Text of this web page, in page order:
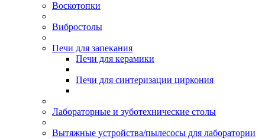
Воскотопки
Вибростолы
Печи для запекания
Печи для керамики
Печи для синтеризации циркония
Лабораторные и зуботехнические столы
Вытяжные устройства/пылесосы для лаборатории